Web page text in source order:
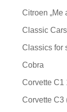
Citroen „Me
Classic
Classics for
Cobra
Corvette C1
Corvette C3